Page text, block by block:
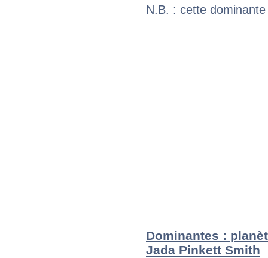
N.B. : cette
Dominantes :
Jada Pinkett Smith